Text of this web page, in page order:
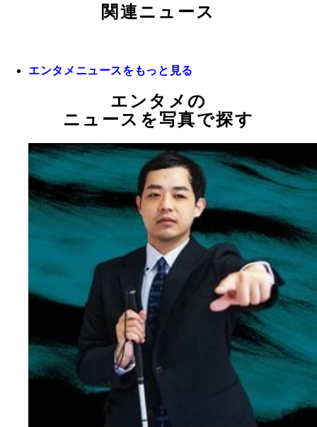
関連ニュース
エンタメニュースをもっと見る
エンタメの
ニュースを写真で探す